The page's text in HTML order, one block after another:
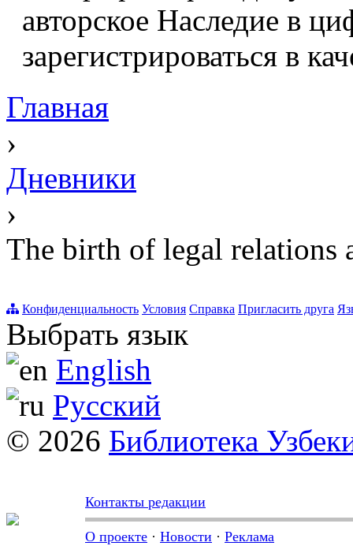
авторское Наследие в
зарегистрироваться в
Главная
›
Дневники
›
The birth of legal relations
Конфиденциальность Условия Справка Пригласить друга
Выбрать язык
English
Русский
© 2026 Библиотека
Контакты редакции
О проекте · Новости · Реклама